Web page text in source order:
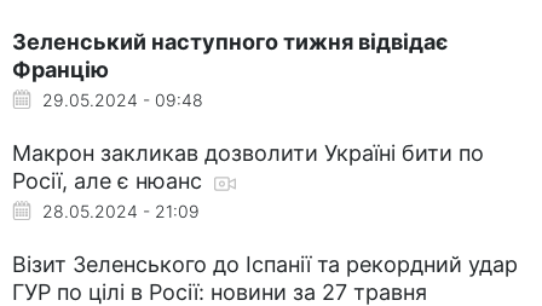
Зеленський наступного тижня відвідає
Францію
29.05.2024 - 09:48
Макрон закликав дозволити Україні бити по
Росії, але є нюанс
28.05.2024 - 21:09
Візит Зеленського до Іспанії та рекордний удар
ГУР по цілі в Росії: новини за 27 травня